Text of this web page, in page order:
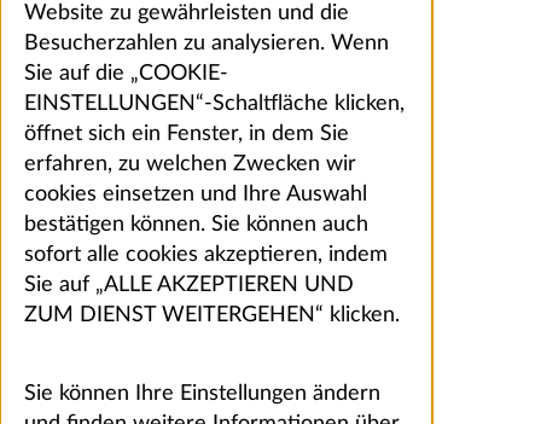
Website zu gewährleisten und die
Besucherzahlen zu analysieren. Wenn
Sie auf die „COOKIE-
EINSTELLUNGEN“-Schaltfläche klicken,
öffnet sich ein Fenster, in dem Sie
erfahren, zu welchen Zwecken wir
cookies einsetzen und Ihre Auswahl
bestätigen können. Sie können auch
sofort alle cookies akzeptieren, indem
Sie auf „ALLE AKZEPTIEREN UND
ZUM DIENST WEITERGEHEN“ klicken.
Sie können Ihre Einstellungen ändern